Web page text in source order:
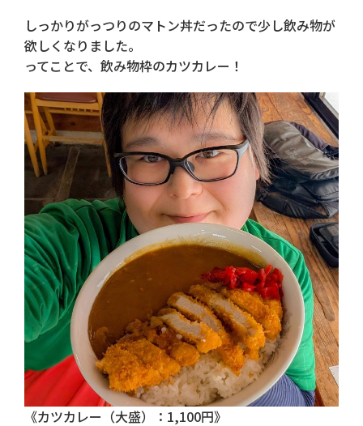
しっかりがっつりのマトン丼だったので少し飲み物が
欲しくなりました。
ってことで、飲み物枠のカツカレー！
《カツカレー（大盛）：1,100円》